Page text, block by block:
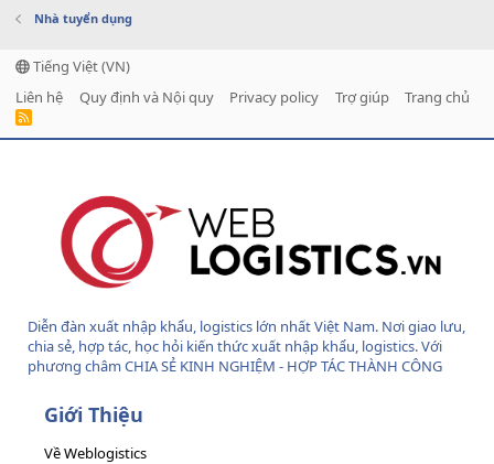
Nhà tuyển dụng
Tiếng Việt (VN)
Liên hệ
Quy định và Nội quy Privacy policy Trợ giúp Trang chủ
R
Diễn đàn xuất nhập khẩu, logistics lớn nhất Việt Nam. Nơi giao lưu,
chia sẻ, hợp tác, học hỏi kiến thức xuất nhập khẩu, logistics. Với
phương châm CHIA SẺ KINH NGHIỆM - HỢP TÁC THÀNH CÔNG
Giới Thiệu
Về Weblogistics